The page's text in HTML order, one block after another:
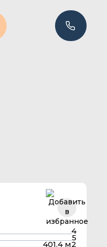
4
5
401.4 м2